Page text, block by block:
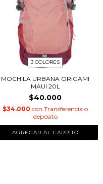
3 COLORES
MOCHILA URBANA ORIGAMI
MAUI 20L
$40.000
$34.000 con Transferencia o
depósito
AGREGAR AL CARRITO